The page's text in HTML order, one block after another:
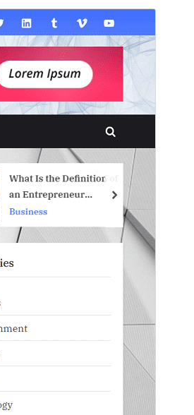
actualizacións ou
Ver soporte
Xuño 9, 2026
500+
5.3
7.0